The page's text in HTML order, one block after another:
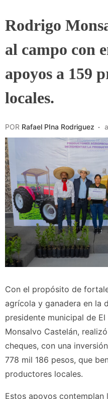
Rodrigo
al campo con
apoyos a 159
locales.
POR Rafael PIna Rodriguez
Con el propósito de
agrícola y ganadera en la
presidente municipal de
Monsalvo Castelán,
cheques, con una
778 mil 186 pesos, que
productores locales.
Estos apoyos contemplan